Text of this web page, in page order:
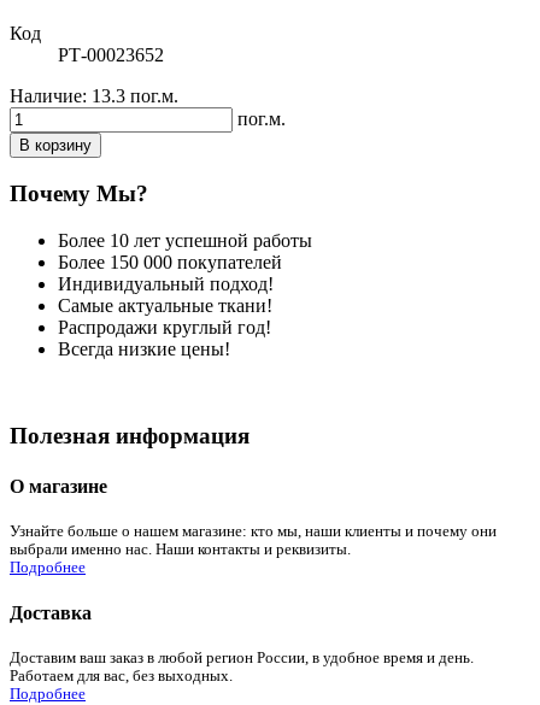
Код
РТ-00023652
Наличие: 13.3 пог.м.
пог.м.
В корзину
Почему Мы?
Более 10 лет успешной работы
Более 150 000 покупателей
Индивидуальный подход!
Самые актуальные ткани!
Распродажи круглый год!
Всегда низкие цены!
Полезная информация
О магазине
Узнайте больше о нашем магазине: кто мы, наши клиенты и почему они
выбрали именно нас. Наши контакты и реквизиты.
Подробнее
Доставка
Доставим ваш заказ в любой регион России, в удобное время и день.
Работаем для вас, без выходных.
Подробнее